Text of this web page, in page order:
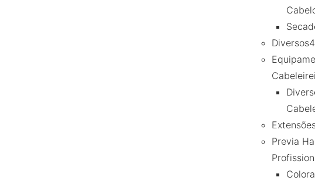
Diversos
Previa